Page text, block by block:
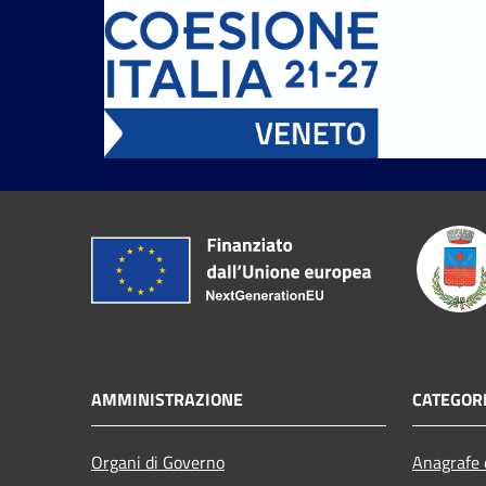
AMMINISTRAZIONE
Organi di Governo